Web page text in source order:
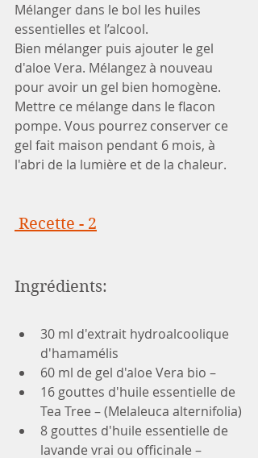
Mélanger dans le bol les huiles
essentielles et l’alcool.
Bien mélanger puis ajouter le gel
d'aloe Vera. Mélangez à nouveau
pour avoir un gel bien homogène.
Mettre ce mélange dans le flacon
pompe. Vous pourrez conserver ce
gel fait maison pendant 6 mois, à
l'abri de la lumière et de la chaleur.
Recette - 2
Ingrédients:
30 ml d'extrait hydroalcoolique
d'hamamélis
60 ml de gel d'aloe Vera bio –
16 gouttes d'huile essentielle de
Tea Tree – (Melaleuca alternifolia)
8 gouttes d'huile essentielle de
lavande vrai ou officinale –